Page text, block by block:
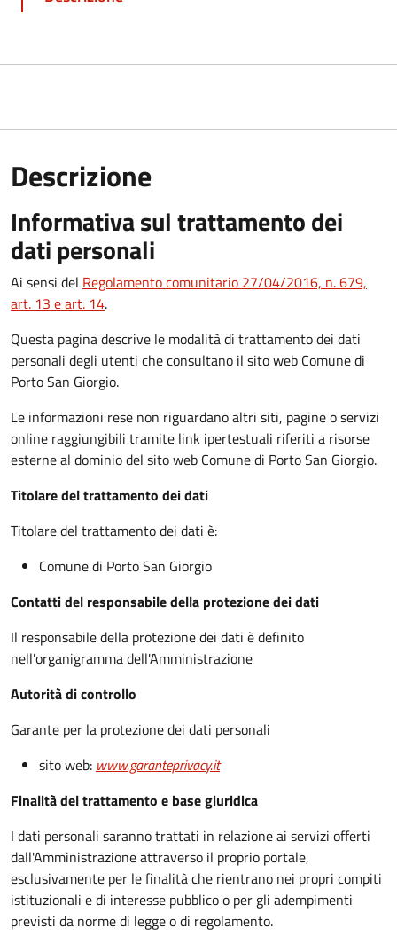
Descrizione
Informativa sul trattamento dei
dati personali
Ai sensi del Regolamento comunitario 27/04/2016, n. 679,
art. 13 e art. 14.
Questa pagina descrive le modalità di trattamento dei dati
personali degli utenti che consultano il sito web Comune di
Porto San Giorgio.
Le informazioni rese non riguardano altri siti, pagine o servizi
online raggiungibili tramite link ipertestuali riferiti a risorse
esterne al dominio del sito web Comune di Porto San Giorgio.
Titolare del trattamento dei dati
Titolare del trattamento dei dati è:
Comune di Porto San Giorgio
Contatti del responsabile della protezione dei dati
Il responsabile della protezione dei dati è definito
nell'organigramma dell'Amministrazione
Autorità di controllo
Garante per la protezione dei dati personali
sito web: www.garanteprivacy.it
Finalità del trattamento e base giuridica
I dati personali saranno trattati in relazione ai servizi offerti
dall'Amministrazione attraverso il proprio portale,
esclusivamente per le finalità che rientrano nei propri compiti
istituzionali e di interesse pubblico o per gli adempimenti
previsti da norme di legge o di regolamento.